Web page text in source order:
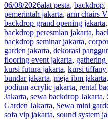
06/08/2026alat pesta, backdrop,
pemerintah jakarta, arm chairs
backdrop grand opening jakarta,
backdrop peresmian jakarta,
backdrop seminar jakarta,
garden jakarta, dekorasi
flooring event jakarta, gathering
kursi futura jakarta, kursi tiffany
bundar jakarta, meja ibm jakarta,
podium acrylic jakarta, rental
Jakarta, sewa backdrop Jakarta,
Garden Jakarta, Sewa mini
sofa vip jakarta, sound system